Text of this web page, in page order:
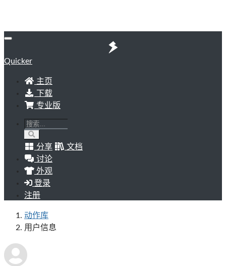
Quicker
主页
下载
专业版
分享
文档
讨论
外观
登录
注册
动作库
用户信息